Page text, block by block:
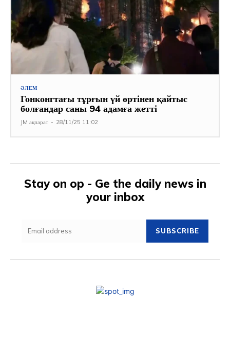
ӘЛЕМ
Гонконгтағы тұрғын үй өртінен қайтыс
болғандар саны 94 адамға жетті
JM ақпарат - 28/11/25 11:02
Stay on op - Ge the daily news in
your inbox
SUBSCRIBE